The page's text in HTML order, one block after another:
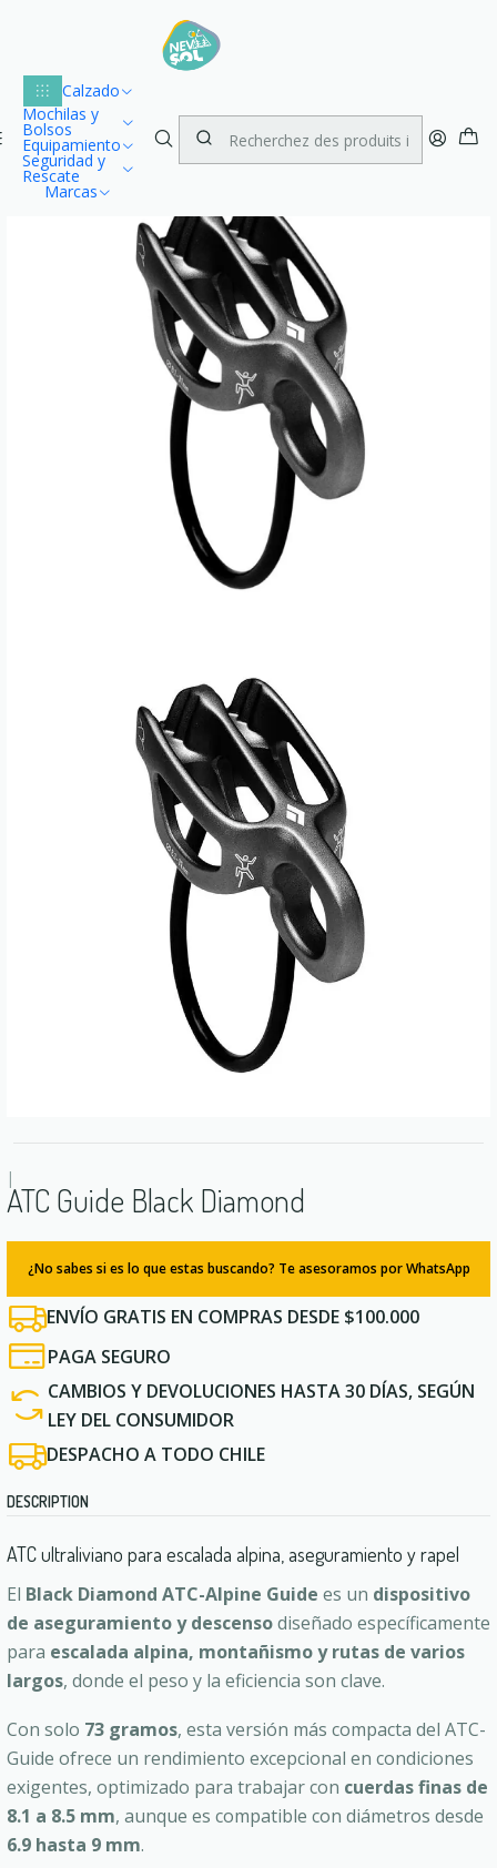
Calzado
Mochilas y
Bolsos
Equipamiento
Seguridad y
Rescate
Marcas
Envío gratuito dentro de Chile para compras desde $100.000
Accueil Marcas
|
ATC Guide Black Diamond
¿No sabes si es lo que estas buscando? Te asesoramos por WhatsApp
ENVÍO GRATIS EN COMPRAS DESDE $100.000
PAGA SEGURO
CAMBIOS Y DEVOLUCIONES HASTA 30 DÍAS, SEGÚN
LEY DEL CONSUMIDOR
DESPACHO A TODO CHILE
DESCRIPTION
ATC ultraliviano para escalada alpina, aseguramiento y rapel
El Black Diamond ATC-Alpine Guide es un dispositivo
de aseguramiento y descensodiseñado específicamente
para escalada alpina, montañismo y rutas de varios
largos, donde el peso y la eficiencia son clave.
Con solo 73 gramos, esta versión más compacta del ATC-
Guide ofrece un rendimiento excepcional en condiciones
exigentes, optimizado para trabajar con cuerdas finas de
8.1 a 8.5 mm, aunque es compatible con diámetros desde
6.9 hasta 9 mm.